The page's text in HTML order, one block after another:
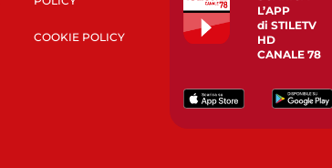
COOKIE POLICY
L’APP
di STILETV
HD
CANALE 78